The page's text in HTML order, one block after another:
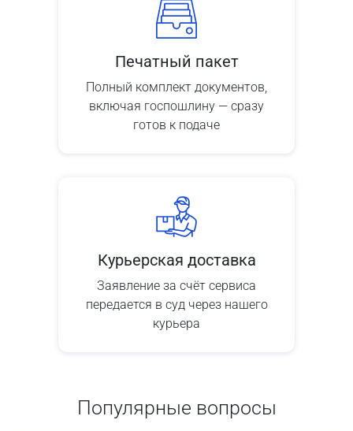
Печатный пакет
Полный комплект документов,
включая госпошлину — сразу
готов к подаче
Курьерская доставка
Заявление за счёт сервиса
передается в суд через нашего
курьера
Популярные вопросы